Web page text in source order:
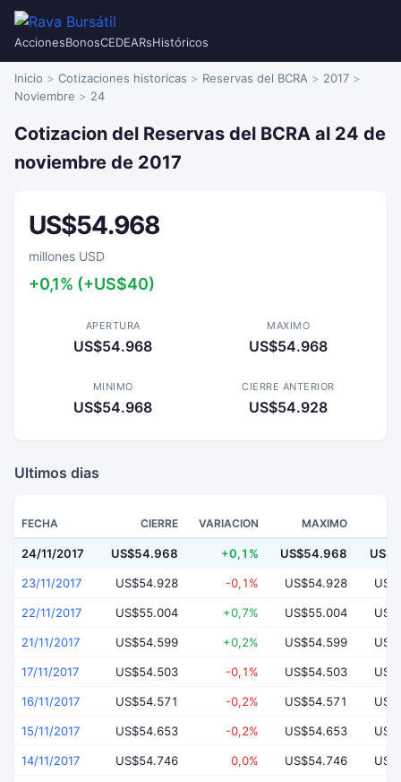
AccionesBonosCEDEARsHistóricos
Inicio Cotizaciones historicas Reservas del BCRA
2017
Noviembre
24
Cotizacion del Reservas del BCRA al 24 de
noviembre de 2017
US$54.968
millones USD
+0,1% (+US$40)
APERTURA
US$54.968
MAXIMO
US$54.968
MINIMO
US$54.968
CIERRE ANTERIOR
US$54.928
Ultimos dias
FECHA CIERRE VARIACION MAXIMO
24/11/2017 US$54.968 +0,1% US$54.968
23/11/2017 US$54.928 -0,1% US$54.928
22/11/2017 US$55.004 +0,7% US$55.004
21/11/2017 US$54.599 +0,2% US$54.599
17/11/2017 US$54.503 -0,1% US$54.503
16/11/2017 US$54.571 -0,2% US$54.571
15/11/2017 US$54.653 -0,2% US$54.653
14/11/2017 US$54.746 0,0% US$54.746